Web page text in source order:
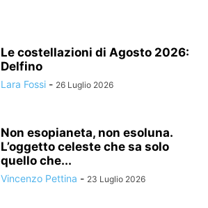
Le costellazioni di Agosto 2026:
Delfino
Lara Fossi - 26 Luglio 2026
Non esopianeta, non esoluna.
L’oggetto celeste che sa solo
quello che...
Vincenzo Pettina - 23 Luglio 2026